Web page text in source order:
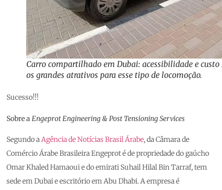
Carro compartilhado em Dubai: acessibilidade e custo
os grandes atrativos para esse tipo de locomoção.
Sucesso!!!
Sobre a Engeprot Engineering & Post Tensioning Services
Segundo aAgência de Notícias Brasil Árabe, da Câmara de
Comércio Árabe Brasileira Engeprot é de propriedade do gaúcho
Omar Khaled Hamaoui e do emirati Suhail Hilal Bin Tarraf, tem
sede em Dubai e escritório em Abu Dhabi. A empresa é